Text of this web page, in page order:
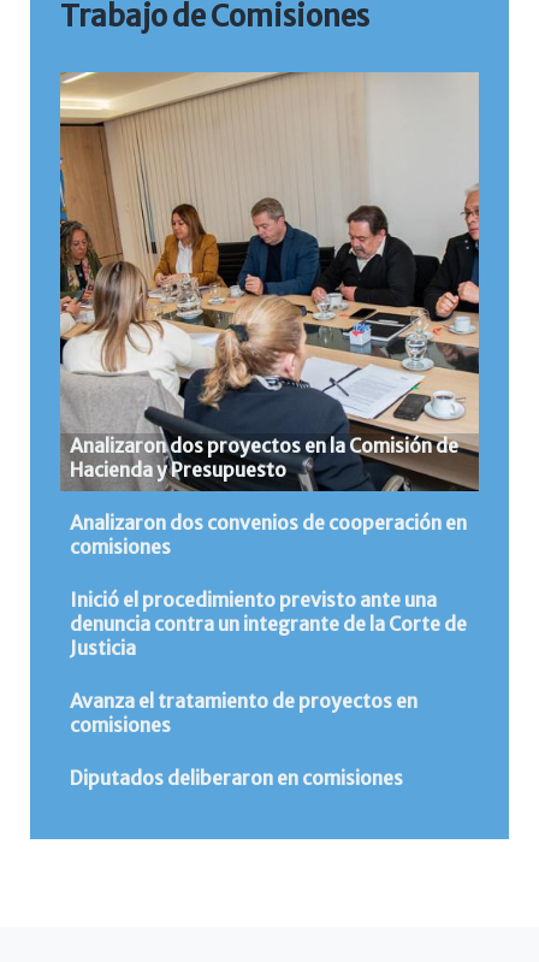
Trabajo de Comisiones
Analizaron dos proyectos en la Comisión de
Hacienda y Presupuesto
Analizaron dos convenios de cooperación en
comisiones
Inició el procedimiento previsto ante una
denuncia contra un integrante de la Corte de
Justicia
Avanza el tratamiento de proyectos en
comisiones
Diputados deliberaron en comisiones